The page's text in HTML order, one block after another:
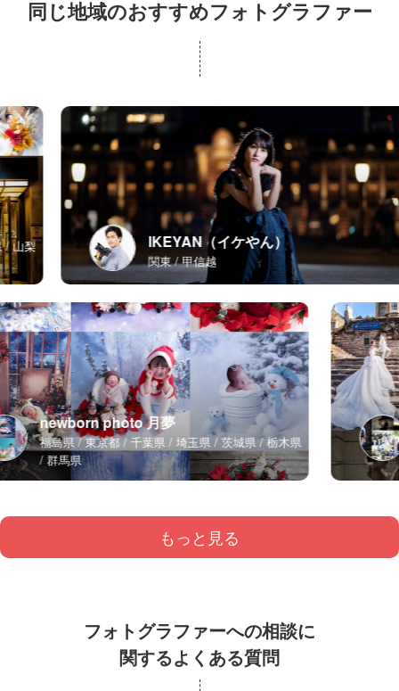
同じ地域のおすすめフォトグラファー
IKEYAN（イケやん）
関東 甲信越
newborn photo 月夢
福島県 東京都 千葉県 埼玉県 茨城県
栃木県
群馬県
もっと見る
フォトグラファーへの相談に
関するよくある質問